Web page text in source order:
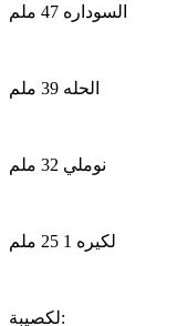
السوداره 47 ملم
الحله 39 ملم
نوملي 32 ملم
لكيره 1 25 ملم
لكصيبة: